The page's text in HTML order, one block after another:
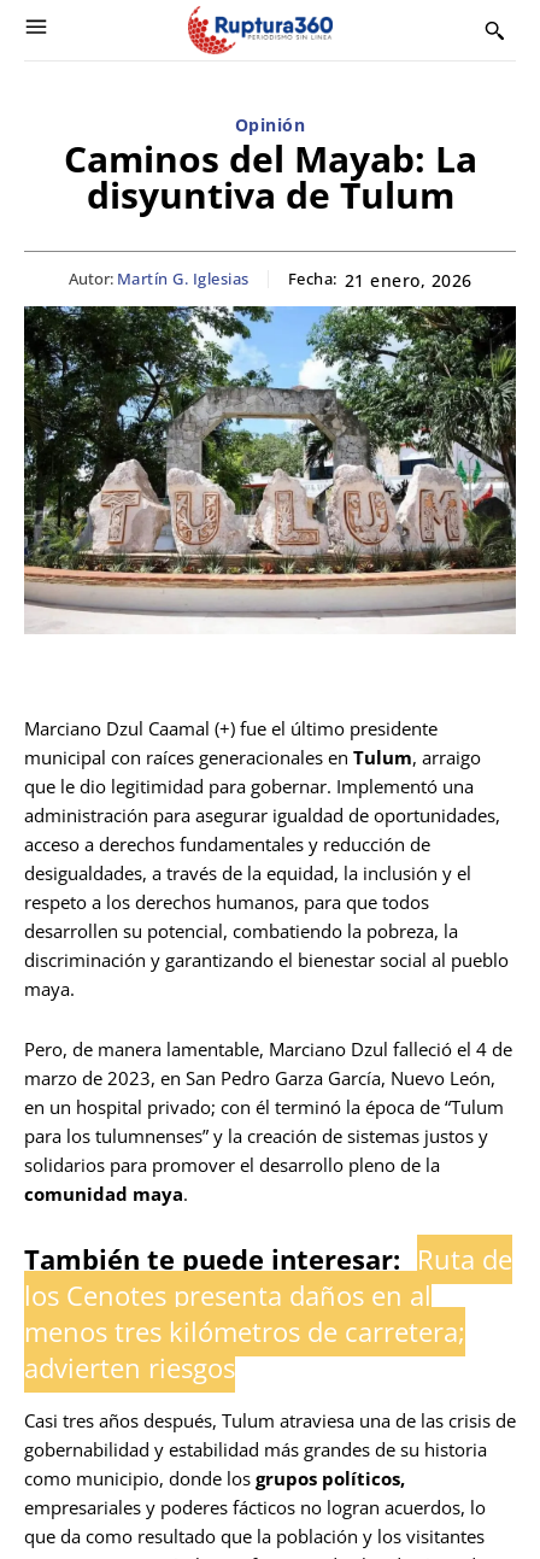
Opinión
Caminos del Mayab: La
disyuntiva de Tulum
Autor: Martín G. Iglesias Fecha: 21 enero, 2026
Marciano Dzul Caamal (+) fue el último presidente
municipal con raíces generacionales en Tulum, arraigo
que le dio legitimidad para gobernar. Implementó una
administración para asegurar igualdad de oportunidades,
acceso a derechos fundamentales y reducción de
desigualdades, a través de la equidad, la inclusión y el
respeto a los derechos humanos, para que todos
desarrollen su potencial, combatiendo la pobreza, la
discriminación y garantizando el bienestar social al pueblo
maya.
Pero, de manera lamentable, Marciano Dzul falleció el 4 de
marzo de 2023, en San Pedro Garza García, Nuevo León,
en un hospital privado; con él terminó la época de “Tulum
para los tulumnenses” y la creación de sistemas justos y
solidarios para promover el desarrollo pleno de la
comunidad maya.
También te puede interesar: Ruta de
los Cenotes presenta daños en al
menos tres kilómetros de carretera;
advierten riesgos
Casi tres años después, Tulum atraviesa una de las crisis de
gobernabilidad y estabilidad más grandes de su historia
como municipio, donde los grupos políticos,
empresariales y poderes fácticos no logran acuerdos, lo
que da como resultado que la población y los visitantes